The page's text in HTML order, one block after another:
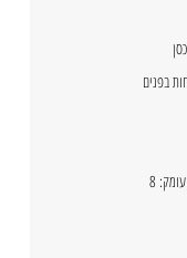
בפנים